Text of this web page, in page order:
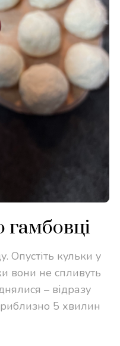
Опустіть кульки у
вони не спливуть
– відразу
5 хвилин